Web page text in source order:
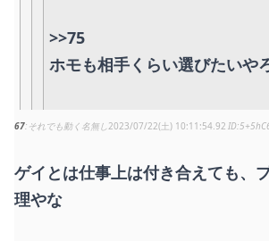
>>75
ホモも相手くらい選びたいや
67 それでも動く名無し 2023/07/22(土) 10:11:54.92
ゲイとは仕事上は付き合えても、
理やな